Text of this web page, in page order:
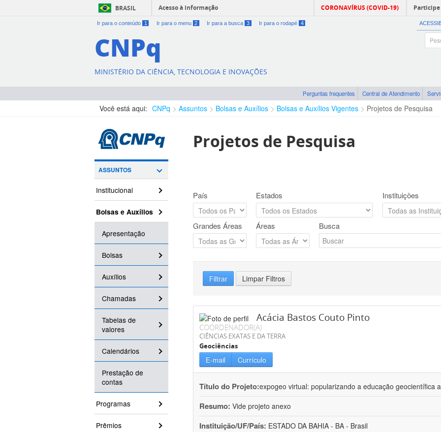
BRASIL Acesso à informação CORONAVÍRUS (COVID-19) Participe
Ir para o conteúdo 1 Ir para o menu 2 Ir para a busca 3 Ir para o rodapé 4
CNPq
MINISTÉRIO DA CIÊNCIA, TECNOLOGIA E INOVAÇÕES
Perguntas frequentes Central de Atendimento
Você está aqui: CNPq Assuntos Bolsas e Auxílios Bolsas e Auxílios Vigentes Projetos de Pesquisa
ASSUNTOS
Institucional
Bolsas e Auxílios
Apresentação
Bolsas
Auxílios
Chamadas
Tabelas de
valores
Calendários
Prestação de
contas
Programas
Prêmios
Projetos de Pesquisa
País Estados Instituições
Grandes Áreas Áreas Busca
Filtrar Limpar Filtros
Acácia Bastos Couto Pinto
COORDENADOR(A)
CIÊNCIAS EXATAS E DA TERRA
Geociências
E-mail Currículo
Título do Projeto:expogeo virtual: popularizando a educação geocientífica
Resumo: Vide projeto anexo
Instituição/UF/País: ESTADO DA BAHIA - BA - Brasil